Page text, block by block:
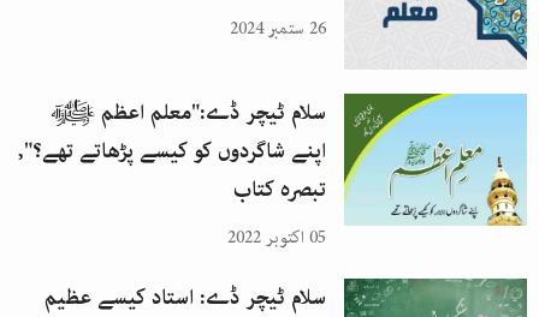
26 ستمبر 2024
سلام ٹیچر ڈے:"معلم اعظم ﷺ
اپنے شاگردوں کو کیسے پڑھاتے تھے؟",
تبصرہ کتاب
05 اکتوبر 2022
سلام ٹیچر ڈے: استاد کیسے عظیم